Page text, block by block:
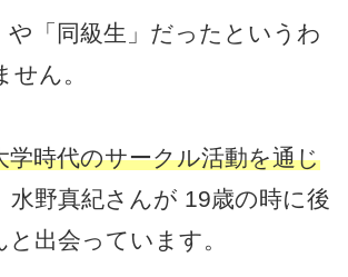
や「同級生」だったというわ
ん。
学時代のサークル活動を通じ
水野真紀さんが 19歳の時に後
出会っています。